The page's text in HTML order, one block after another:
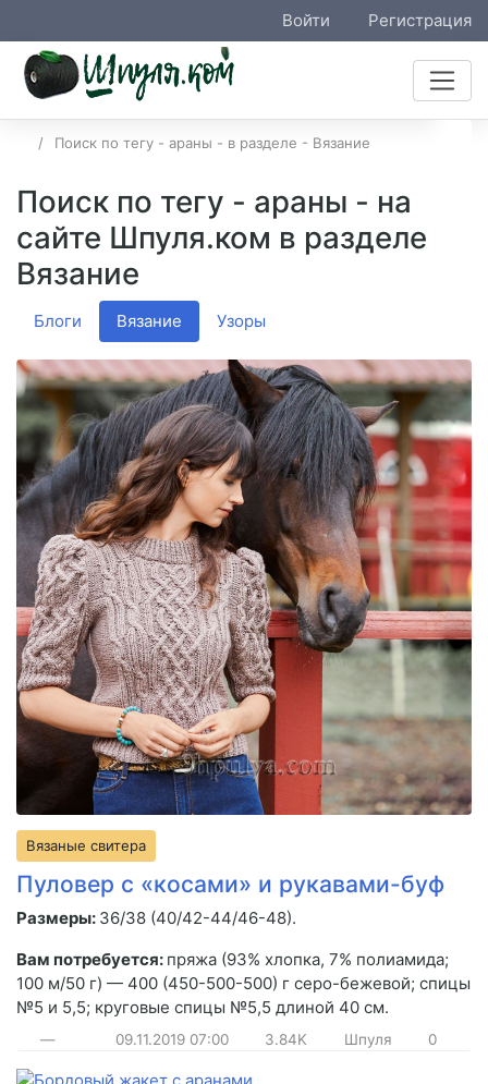
Войти Регистрация
Поиск по тегу - араны - в разделе - Вязание
Поиск по тегу - араны - на
сайте Шпуля.ком в разделе
Вязание
Блоги Вязание Узоры
Вязаные свитера
Пуловер с «косами» и рукавами-буф
Размеры: 36/38 (40/42-44/46-48).
Вам потребуется: пряжа (93% хлопка, 7% полиамида;
100 м/50 г) — 400 (450-500-500) г серо-бежевой; спицы
№5 и 5,5; круговые спицы №5,5 длиной 40 см.
— 09.11.2019 07:00 3.84K Шпуля 0